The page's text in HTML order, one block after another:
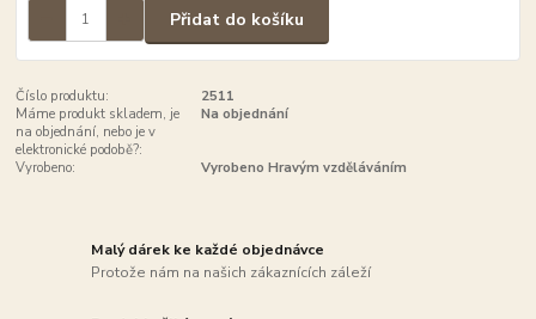
Přidat do košíku
Číslo produktu:
2511
Máme produkt skladem, je
na objednání, nebo je v
elektronické podobě?:
Na objednání
Vyrobeno: Vyrobeno Hravým vzděláváním
Malý dárek ke každé objednávce
Protože nám na našich zákaznících záleží